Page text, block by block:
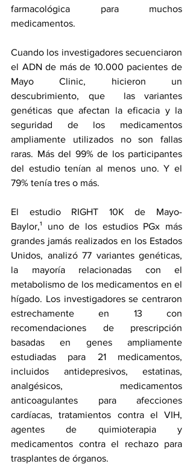
farmacológica para muchos
medicamentos.
Cuando los investigadores secuenciaron
el ADN de más de 10.000 pacientes de
Mayo Clinic, hicieron un
descubrimiento, que  las variantes
genéticas que afectan la eficacia y la
seguridad de los medicamentos
ampliamente utilizados no son fallas
raras. Más del 99% de los participantes
del estudio tenían al menos uno. Y el
79% tenía tres o más.
El estudio RIGHT 10K de Mayo-
Baylor,¹ uno de los estudios PGx más
grandes jamás realizados en los Estados
Unidos, analizó 77 variantes genéticas,
la mayoría relacionadas con el
metabolismo de los medicamentos en el
hígado. Los investigadores se centraron
estrechamente en 13 con
recomendaciones de prescripción
basadas en genes ampliamente
estudiadas para 21 medicamentos,
incluidos antidepresivos, estatinas,
analgésicos, medicamentos
anticoagulantes para afecciones
cardíacas, tratamientos contra el VIH,
agentes de quimioterapia y
medicamentos contra el rechazo para
trasplantes de órganos.